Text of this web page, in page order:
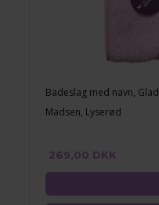
Badeslag med navn,
Madsen, Lyserød
269,00 DKK